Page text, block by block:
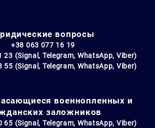
вопросы
+38 063 077 16 19
23 (Signal, Telegram, WhatsApp, Viber)
55 (Signal, Telegram, WhatsApp, Viber)
военнопленных и
заложников
65 (Signal, Telegram, WhatsApp, Viber)